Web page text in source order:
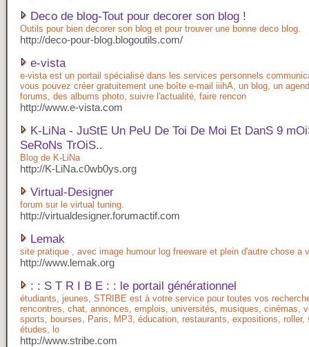
Deco de blog-Tout pour decorer son blog !
Outils pour bien decorer son blog et pour trouver une bonne deco blog.
http://deco-pour-blog.blogoutils.com/
e-vista
e-vista est un portail spécialisé dans les services personnels
vous pouvez créer gratuitement une boîte e-mail iiihA, un blog, un
forums, des albums photo, suivre l'actualité, faire rencon
http://www.e-vista.com
K-LiNa - JuStE Un PeU De Toi De Moi Et DanS 9
SeRoNs TrOiS..
Blog de K-LiNa
http://K-LiNa.c0wb0ys.org
Virtual-Designer
forum sur le virtual tuning.
http://virtualdesigner.forumactif.com
Lemak
site pratique , avec image humour log freeware et plein d'autre chose a
http://www.lemak.org
: : S T R I B E : : le portail générationnel
étudiants, jeunes, STRIBE est à votre service pour toutes vos
rencontres, chat, annonces, emplois, universités, musiques, cinémas,
sports, bourses, Paris, MP3, éducation, restaurants, expositions, roller,
études, lo
http://www.stribe.com